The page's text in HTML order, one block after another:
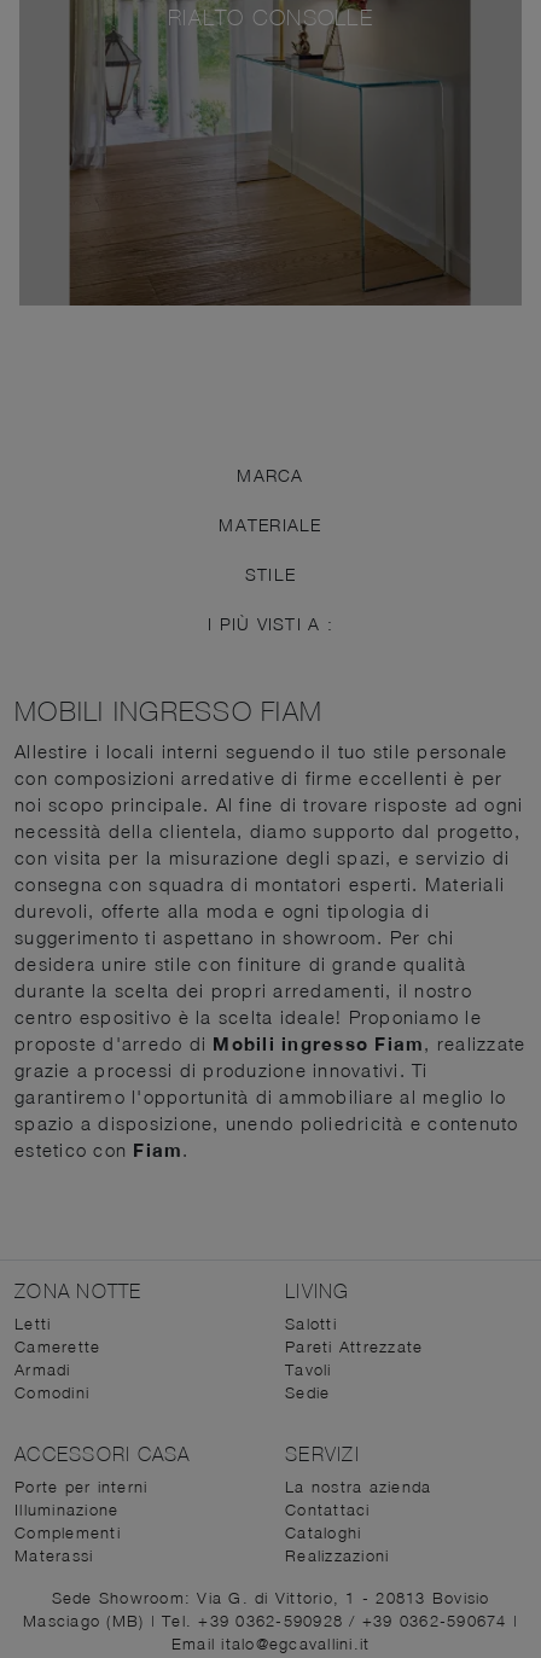
MARCA
MATERIALE
STILE
I PIÙ VISTI A :
RIALTO CONSOLLE
MOBILI INGRESSO FIAM
Allestire i locali interni seguendo il tuo stile personale
con composizioni arredative di firme eccellenti è per
noi scopo principale. Al fine di trovare risposte ad ogni
necessità della clientela, diamo supporto dal progetto,
con visita per la misurazione degli spazi, e servizio di
consegna con squadra di montatori esperti. Materiali
durevoli, offerte alla moda e ogni tipologia di
suggerimento ti aspettano in showroom. Per chi
desidera unire stile con finiture di grande qualità
durante la scelta dei propri arredamenti, il nostro
centro espositivo è la scelta ideale! Proponiamo le
proposte d'arredo di Mobili ingresso Fiam, realizzate
grazie a processi di produzione innovativi. Ti
garantiremo l'opportunità di ammobiliare al meglio lo
spazio a disposizione, unendo poliedricità e contenuto
estetico con Fiam.
ZONA NOTTE
Letti
Camerette
Armadi
Comodini
LIVING
Salotti
Pareti Attrezzate
Tavoli
Sedie
ACCESSORI CASA
Porte per interni
Illuminazione
Complementi
Materassi
SERVIZI
La nostra azienda
Contattaci
Cataloghi
Realizzazioni
Sede Showroom: Via G. di Vittorio, 1 - 20813 Bovisio
Masciago (MB) | Tel. +39 0362-590928/ +39 0362-590674 |
Email italo@egcavallini.it